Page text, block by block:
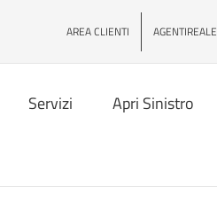
AREA CLIENTI AGENTIREALE
Servizi Apri Sinistro